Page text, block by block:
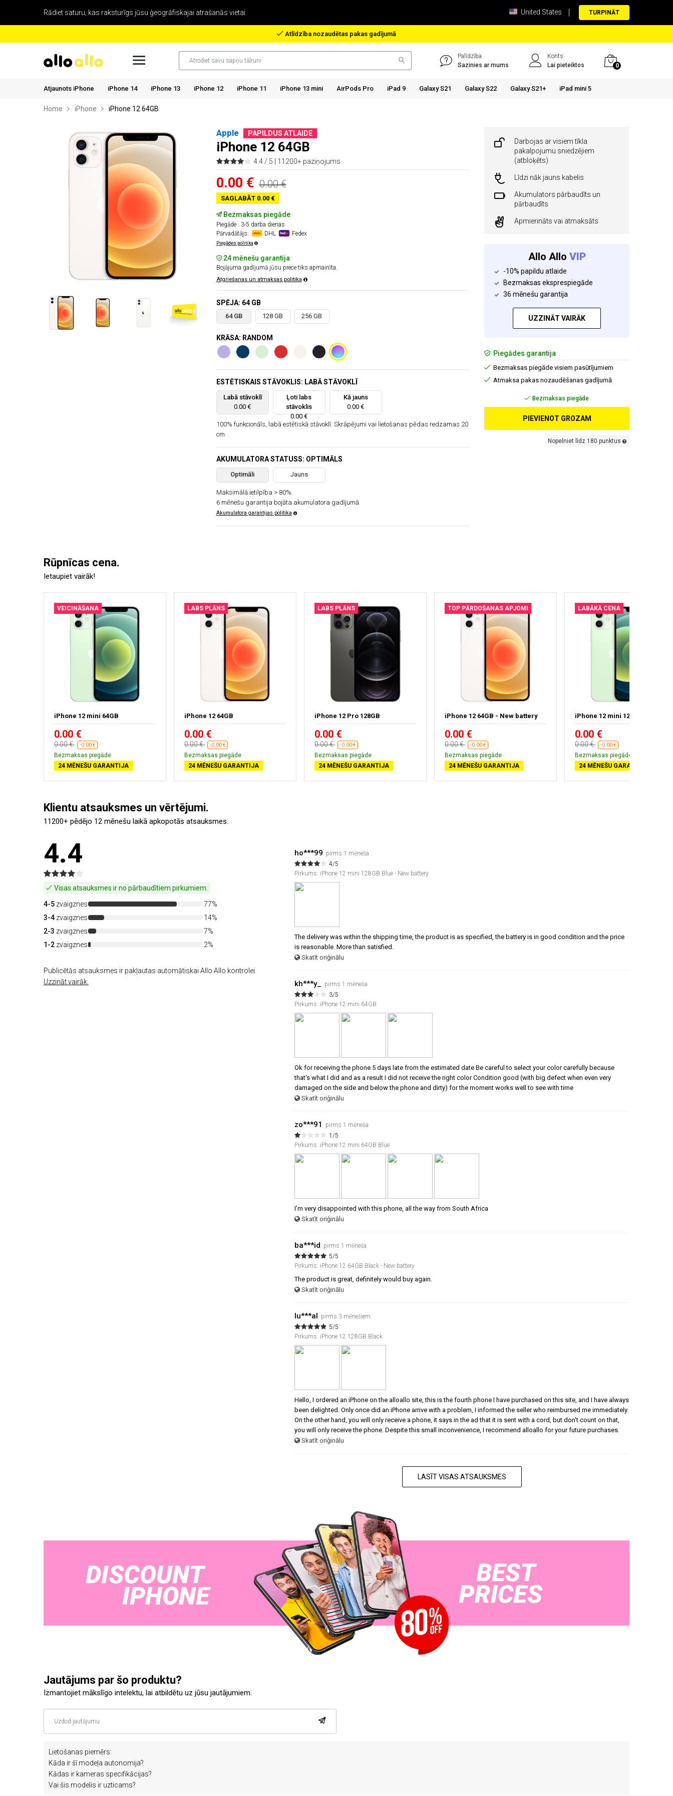
Rādiet saturu, kas raksturīgs jūsu ģeogrāfiskajai atrašanās vietai. United States TURPINĀT
Atlīdzība nozaudētas pakas gadījumā
Palīdzība
Sazinies ar mums
Konts
Lai pieteiktos
0
Atjaunots iPhone iPhone 14 iPhone 13 iPhone 12 iPhone 11 iPhone 13 mini AirPods Pro iPad 9 Galaxy S21 Galaxy S22 Galaxy S21+ iPad mini 5
Home iPhone iPhone 12 64GB
Apple PAPILDUS ATLAIDE
iPhone 12 64GB
4.4 / 5 | 11200+ paziņojums
0.00 € 0.00 €
SAGLABĀT 0.00 €
Bezmaksas piegāde
Piegāde : 3-5 darba dienas
Pārvadātājs:
DHL Fedex
Piegādes politika
24 mēnešu garantija
Bojājuma gadījumā jūsu prece tiks apmainīta.
Atgriešanas un atmaksas politika
SPĒJA: 64 GB
64 GB 128 GB 256 GB
KRĀSA: RANDOM
ESTĒTISKAIS STĀVOKLIS: LABĀ STĀVOKLĪ
Labā stāvoklī
0.00 €
Ļoti labs
stāvoklis
0.00 €
Kā jauns
0.00 €
100% funkcionāls, labā estētiskā stāvoklī. Skrāpējumi vai lietošanas pēdas redzamas 20
cm.
AKUMULATORA STATUSS: OPTIMĀLS
Optimāli Jauns
Maksimālā ietilpība > 80%.
6 mēnešu garantija bojāta akumulatora gadījumā.
Akumulatora garantijas politika
Darbojas ar visiem tīkla
pakalpojumu sniedzējiem
(atbloķēts)
Līdzi nāk jauns kabelis
Akumulators pārbaudīts un
pārbaudīts
Apmierināts vai atmaksāts
Allo Allo VIP
-10% papildu atlaide
Bezmaksas eksprespiegāde
36 mēnešu garantija
UZZINĀT VAIRĀK
Piegādes garantija
Bezmaksas piegāde visiem pasūtījumiem
Atmaksa pakas nozaudēšanas gadījumā
Bezmaksas piegāde
PIEVIENOT GROZAM
Nopelniet līdz 180 punktus
Rūpnīcas cena.
Ietaupiet vairāk!
VEICINĀŠANA
iPhone 12 mini 64GB
0.00 €
0.00 € -0.00 €
Bezmaksas piegāde
24 MĒNEŠU GARANTIJA
LABS PLĀNS
iPhone 12 64GB
0.00 €
0.00 € -0.00 €
Bezmaksas piegāde
24 MĒNEŠU GARANTIJA
LABS PLĀNS
iPhone 12 Pro 128GB
0.00 €
0.00 € -0.00 €
Bezmaksas piegāde
24 MĒNEŠU GARANTIJA
TOP PĀRDOŠANAS APJOMI
iPhone 12 64GB - New battery
0.00 €
0.00 € -0.00 €
Bezmaksas piegāde
24 MĒNEŠU GARANTIJA
LABĀKĀ CENA
iPhone 12 mini 128GB
0.00 €
0.00 € -0.00 €
Bezmaksas piegāde
24 MĒNEŠU GARANTIJA
Klientu atsauksmes un vērtējumi.
11200+ pēdējo 12 mēnešu laikā apkopotās atsauksmes.
4.4
Visas atsauksmes ir no pārbaudītiem pirkumiem.
4-5 zvaigznes
77%
3-4 zvaigznes
14%
2-3 zvaigznes
7%
1-2 zvaigznes 2%
Publicētās atsauksmes ir pakļautas automātiskai Allo Allo kontrolei.
Uzzināt vairāk.
ho***99 pirms 1 mēneša
4/5
Pirkums: iPhone 12 mini 128GB Blue - New battery
The delivery was within the shipping time, the product is as specified, the battery is in good condition and the price
is reasonable. More than satisfied.
Skatīt oriģinālu
kh***y_
pirms 1 mēneša
3/5
Pirkums: iPhone 12 mini 64GB
Ok for receiving the phone 5 days late from the estimated date Be careful to select your color carefully because
that's what I did and as a result I did not receive the right color Condition good (with big defect when even very
damaged on the side and below the phone and dirty) for the moment works well to see with time
Skatīt oriģinālu
zo***91
pirms 1 mēneša
1/5
Pirkums: iPhone 12 mini 64GB Blue
I’m very disappointed with this phone, all the way from South Africa
Skatīt oriģinālu
ba***id pirms 1 mēneša
5/5
Pirkums: iPhone 12 64GB Black - New battery
The product is great, definitely would buy again.
Skatīt oriģinālu
lu***al pirms 3 mēnešiem
5/5
Pirkums: iPhone 12 128GB Black
Hello, I ordered an iPhone on the alloallo site, this is the fourth phone I have purchased on this site, and I have always
been delighted. Only once did an iPhone arrive with a problem, I informed the seller who reimbursed me immediately.
On the other hand, you will only receive a phone, it says in the ad that it is sent with a cord, but don't count on that,
you will only receive the phone. Despite this small inconvenience, I recommend alloallo for your future purchases.
Skatīt oriģinālu
LASĪT VISAS ATSAUKSMES
Jautājums par šo produktu?
Izmantojiet mākslīgo intelektu, lai atbildētu uz jūsu jautājumiem.
Lietošanas piemērs:
Kāda ir šī modeļa autonomija?
Kādas ir kameras specifikācijas?
Vai šis modelis ir uzticams?